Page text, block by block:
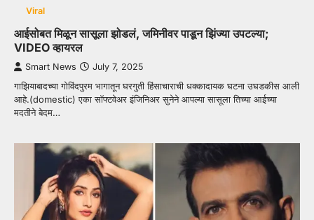
Viral
आईसोबत मिळून सासूला झोडलं, जमिनीवर पाडून झिंज्या उपटल्या;
VIDEO व्हायरल
Smart News July 7, 2025
गाझियाबादच्या गोविंदपुरम भागातून घरगुती हिंसाचाराची धक्कादायक घटना उघडकीस आली
आहे.(domestic) एका सॉफ्टवेअर इंजिनिअर सुनेने आपल्या सासूला तिच्या आईच्या
मदतीने बेदम…